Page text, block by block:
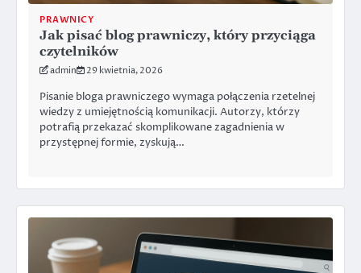
PRAWNICY
Jak pisać blog prawniczy, który przyciąga
czytelników
admin 29 kwietnia, 2026
Pisanie bloga prawniczego wymaga połączenia rzetelnej
wiedzy z umiejętnością komunikacji. Autorzy, którzy
potrafią przekazać skomplikowane zagadnienia w
przystępnej formie, zyskują…